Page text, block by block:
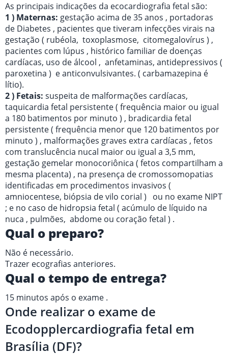
As principais indicações da ecocardiografia fetal são:
1 ) Maternas: gestação acima de 35 anos , portadoras
de Diabetes , pacientes que tiveram infecções virais na
gestação ( rubéola, toxoplasmose, citomegalovírus ) ,
pacientes com lúpus , histórico familiar de doenças
cardíacas, uso de álcool , anfetaminas, antidepressivos (
paroxetina ) e anticonvulsivantes. ( carbamazepina é
lítio).
2 ) Fetais: suspeita de malformações cardíacas,
taquicardia fetal persistente ( frequência maior ou igual
a 180 batimentos por minuto ) , bradicardia fetal
persistente ( frequência menor que 120 batimentos por
minuto ) , malformações graves extra cardíacas , fetos
com translucência nucal maior ou igual a 3,5 mm,
gestação gemelar monocoriônica ( fetos compartilham a
mesma placenta) , na presença de cromossomopatias
identificadas em procedimentos invasivos (
amniocentese, biópsia de vilo corial ) ou no exame NIPT
; e no caso de hidropsia fetal ( acúmulo de líquido na
nuca , pulmões, abdome ou coração fetal ) .
Qual o preparo?
Não é necessário.
Trazer ecografias anteriores.
Qual o tempo de entrega?
15 minutos após o exame .
Onde realizar o exame de
Ecodopplercardiografia fetal em
Brasília (DF)?